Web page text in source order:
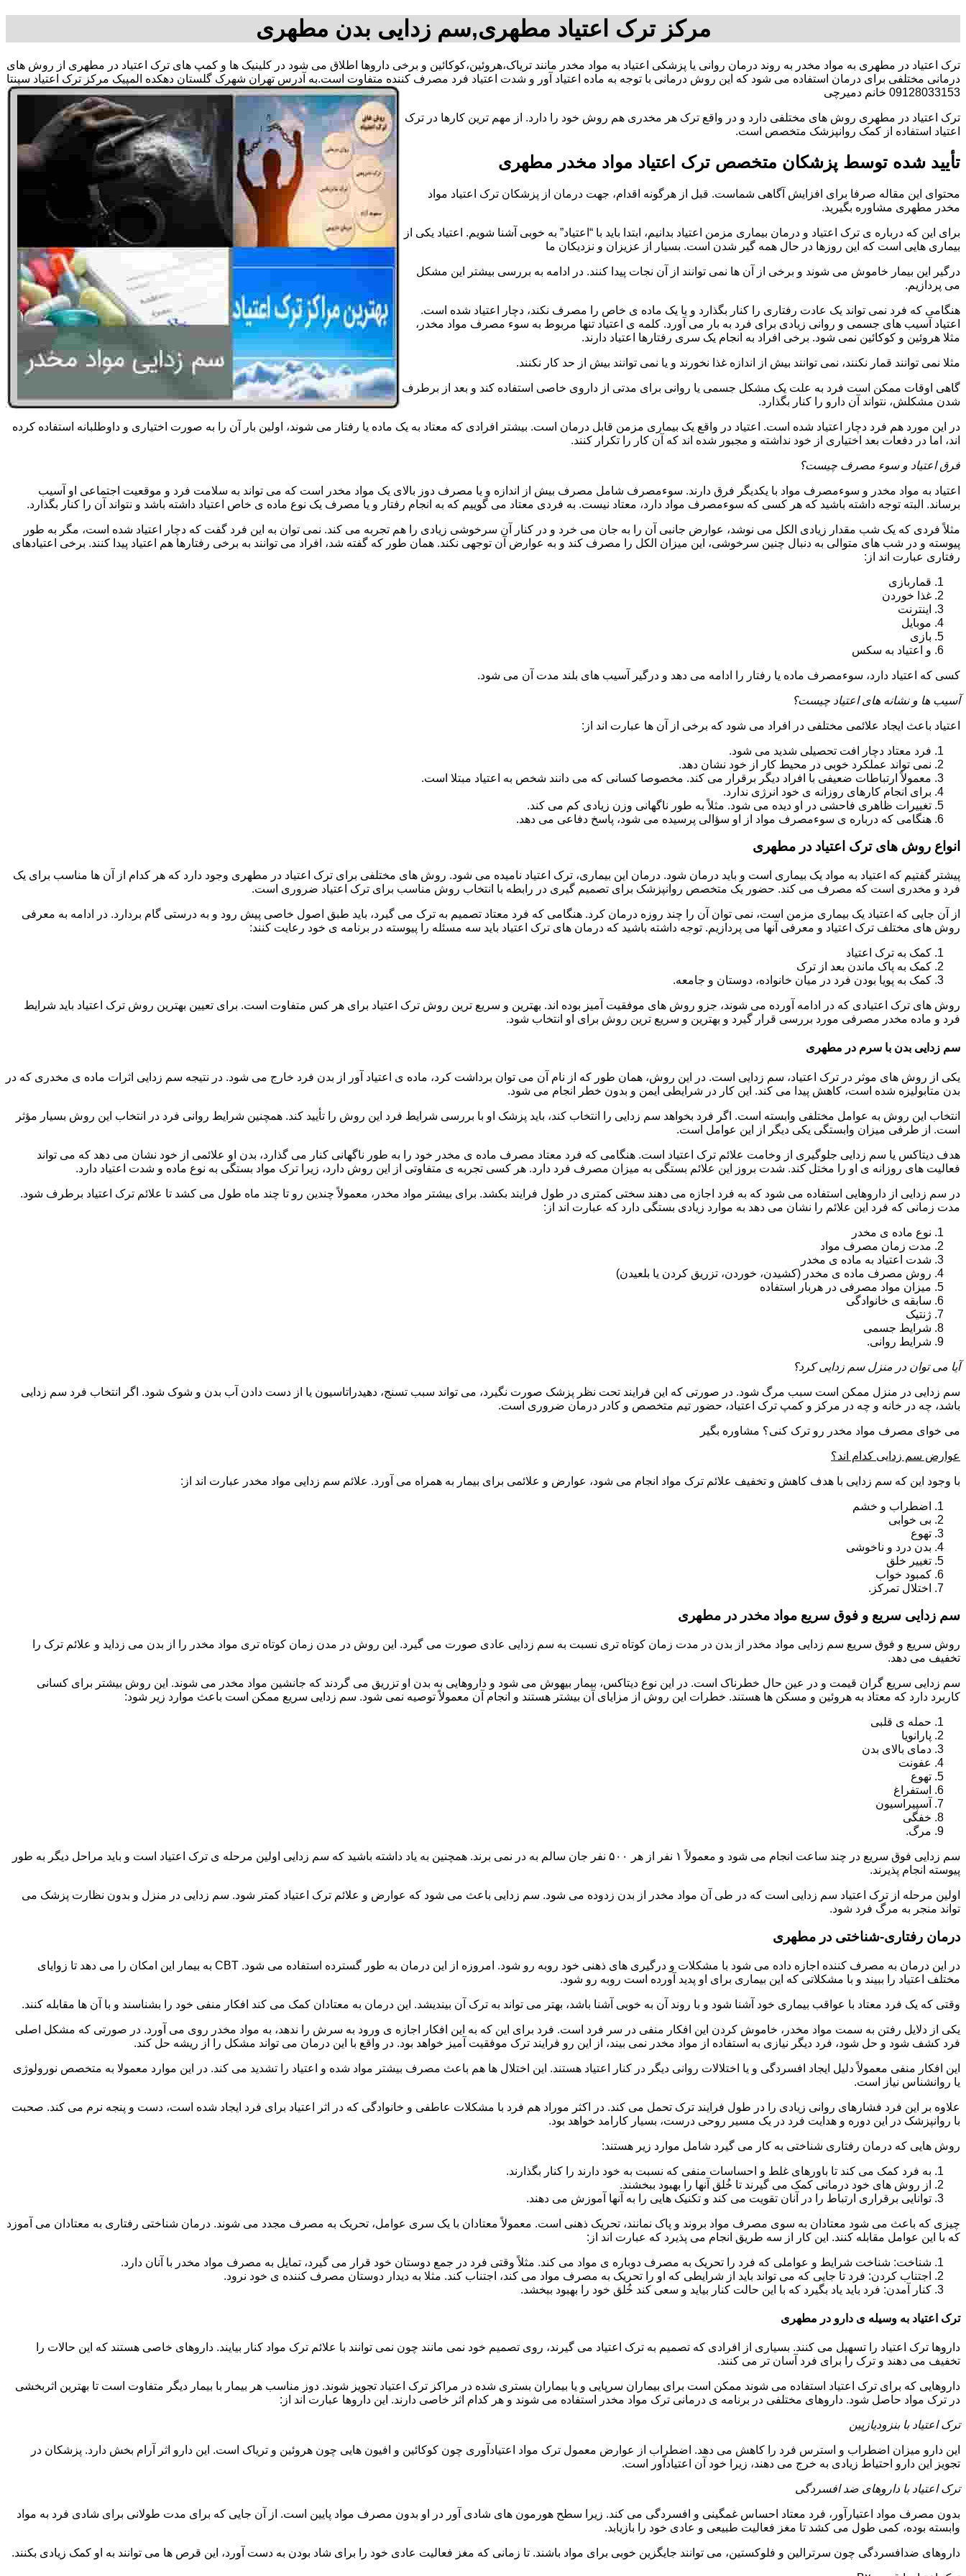
مرکز ترک اعتیاد مطهری,سم زدایی بدن مطهری
ترک اعتیاد در مطهری به مواد مخدر به روند درمان روانی یا پزشکی اعتیاد به مواد مخدر مانند تریاک،هروئین،کوکائین و برخی داروها اطلاق می شود در کلینیک ها و کمپ های ترک اعتیاد در مطهری از روش های
درمانی مختلفی برای درمان استفاده می شود که این روش درمانی با توجه به ماده اعتیاد آور و شدت اعتیاد فرد مصرف کننده متفاوت است.به آدرس تهران شهرک گلستان دهکده المپیک مرکز ترک اعتیاد سپنتا
09128033153 خانم دمیرچی
ترک اعتیاد در مطهری روش های مختلفی دارد و در واقع ترک هر مخدری هم روش خود را دارد. از مهم ترین کارها در ترک
اعتیاد استفاده از کمک روانپزشک متخصص است.
تأیید شده توسط پزشکان متخصص ترک اعتیاد مواد مخدر مطهری
محتوای این مقاله صرفا برای افزایش آگاهی شماست. قبل از هرگونه اقدام، جهت درمان از پزشکان ترک اعتیاد مواد
مخدر مطهری مشاوره بگیرید.
برای این که درباره ی ترک اعتیاد و درمان بیماری مزمن اعتیاد بدانیم، ابتدا باید با “اعتیاد” به خوبی آشنا شویم. اعتیاد یکی از
بیماری هایی است که این روزها در حال همه گیر شدن است. بسیار از عزیزان و نزدیکان ما
درگیر این بیمار خاموش می شوند و برخی از آن ها نمی توانند از آن نجات پیدا کنند. در ادامه به بررسی بیشتر این مشکل
می پردازیم.
هنگامی که فرد نمی تواند یک عادت رفتاری را کنار بگذارد و یا یک ماده ی خاص را مصرف نکند، دچار اعتیاد شده است.
اعتیاد آسیب های جسمی و روانی زیادی برای فرد به بار می آورد. کلمه ی اعتیاد تنها مربوط به سوء مصرف مواد مخدر،
مثلا هروئین و کوکائین نمی شود. برخی افراد به انجام یک سری رفتارها اعتیاد دارند.
مثلا نمی توانند قمار نکنند، نمی توانند بیش از اندازه غذا نخورند و یا نمی توانند بیش از حد کار نکنند.
گاهی اوقات ممکن است فرد به علت یک مشکل جسمی یا روانی برای مدتی از داروی خاصی استفاده کند و بعد از برطرف
شدن مشکلش، نتواند آن دارو را کنار بگذارد.
در این مورد هم فرد دچار اعتیاد شده است. اعتیاد در واقع یک بیماری مزمن قابل درمان است. بیشتر افرادی که معتاد به یک ماده یا رفتار می شوند، اولین بار آن را به صورت اختیاری و داوطلبانه استفاده کرده
اند، اما در دفعات بعد اختیاری از خود نداشته و مجبور شده اند که آن کار را تکرار کنند.
فرق اعتیاد و سوء مصرف چیست؟
اعتیاد به مواد مخدر و سوءمصرف مواد با یکدیگر فرق دارند. سوءمصرف شامل مصرف بیش از اندازه و یا مصرف دوز بالای یک مواد مخدر است که می تواند به سلامت فرد و موقعیت اجتماعی او آسیب
برساند. البته توجه داشته باشید که هر کسی که سوءمصرف مواد دارد، معتاد نیست. به فردی معتاد می گوییم که به انجام رفتار و یا مصرف یک نوع ماده ی خاص اعتیاد داشته باشد و نتواند آن را کنار بگذارد.
مثلاً فردی که یک شب مقدار زیادی الکل می نوشد، عوارض جانبی آن را به جان می خرد و در کنار آن سرخوشی زیادی را هم تجربه می کند. نمی توان به این فرد گفت که دچار اعتیاد شده است، مگر به طور
پیوسته و در شب های متوالی به دنبال چنین سرخوشی، این میزان الکل را مصرف کند و به عوارض آن توجهی نکند. همان طور که گفته شد، افراد می توانند به برخی رفتارها هم اعتیاد پیدا کنند. برخی اعتیادهای
رفتاری عبارت اند از:
قماربازی
غذا خوردن
اینترنت
موبایل
بازی
و اعتیاد به سکس
کسی که اعتیاد دارد، سوءمصرف ماده یا رفتار را ادامه می دهد و درگیر آسیب های بلند مدت آن می شود.
آسیب ها و نشانه های اعتیاد چیست؟
اعتیاد باعث ایجاد علائمی مختلفی در افراد می شود که برخی از آن ها عبارت اند از:
فرد معتاد دچار افت تحصیلی شدید می شود.
نمی تواند عملکرد خوبی در محیط کار از خود نشان دهد.
معمولاً ارتباطات ضعیفی با افراد دیگر برقرار می کند. مخصوصا کسانی که می دانند شخص به اعتیاد مبتلا است.
برای انجام کارهای روزانه ی خود انرژی ندارد.
تغییرات ظاهری فاحشی در او دیده می شود. مثلاً به طور ناگهانی وزن زیادی کم می کند.
هنگامی که درباره ی سوءمصرف مواد از او سؤالی پرسیده می شود، پاسخ دفاعی می دهد.
انواع روش های ترک اعتیاد در مطهری
پیشتر گفتیم که اعتیاد به مواد یک بیماری است و باید درمان شود. درمان این بیماری، ترک اعتیاد نامیده می شود. روش های مختلفی برای ترک اعتیاد در مطهری وجود دارد که هر کدام از آن ها مناسب برای یک
فرد و مخدری است که مصرف می کند. حضور یک متخصص روانپزشک برای تصمیم گیری در رابطه با انتخاب روش مناسب برای ترک اعتیاد ضروری است.
از آن جایی که اعتیاد یک بیماری مزمن است، نمی توان آن را چند روزه درمان کرد. هنگامی که فرد معتاد تصمیم به ترک می گیرد، باید طبق اصول خاصی پیش رود و به درستی گام بردارد. در ادامه به معرفی
روش های مختلف ترک اعتیاد و معرفی آنها می پردازیم. توجه داشته باشید که درمان های ترک اعتیاد باید سه مسئله را پیوسته در برنامه ی خود رعایت کنند:
کمک به ترک اعتیاد
کمک به پاک ماندن بعد از ترک
کمک به پویا بودن فرد در میان خانواده، دوستان و جامعه.
روش های ترک اعتیادی که در ادامه آورده می شوند، جزو روش های موفقیت آمیز بوده اند. بهترین و سریع ترین روش ترک اعتیاد برای هر کس متفاوت است. برای تعیین بهترین روش ترک اعتیاد باید شرایط
فرد و ماده مخدر مصرفی مورد بررسی قرار گیرد و بهترین و سریع ترین روش برای او انتخاب شود.
سم زدایی بدن با سرم در مطهری
یکی از روش های موثر در ترک اعتیاد، سم زدایی است. در این روش، همان طور که از نام آن می توان برداشت کرد، ماده ی اعتیاد آور از بدن فرد خارج می شود. در نتیجه سم زدایی اثرات ماده ی مخدری که در
بدن متابولیزه شده است، کاهش پیدا می کند. این کار در شرایطی ایمن و بدون خطر انجام می شود.
انتخاب این روش به عوامل مختلفی وابسته است. اگر فرد بخواهد سم زدایی را انتخاب کند، باید پزشک او با بررسی شرایط فرد این روش را تأیید کند. همچنین شرایط روانی فرد در انتخاب این روش بسیار مؤثر
است. از طرفی میزان وابستگی یکی دیگر از این عوامل است.
هدف دیتاکس یا سم زدایی جلوگیری از وخامت علائم ترک اعتیاد است. هنگامی که فرد معتاد مصرف ماده ی مخدر خود را به طور ناگهانی کنار می گذارد، بدن او علائمی از خود نشان می دهد که می تواند
فعالیت های روزانه ی او را مختل کند. شدت بروز این علائم بستگی به میزان مصرف فرد دارد. هر کسی تجربه ی متفاوتی از این روش دارد، زیرا ترک مواد بستگی به نوع ماده و شدت اعتیاد دارد.
در سم زدایی از داروهایی استفاده می شود که به فرد اجازه می دهند سختی کمتری در طول فرایند بکشد. برای بیشتر مواد مخدر، معمولاً چندین رو تا چند ماه طول می کشد تا علائم ترک اعتیاد برطرف شود.
مدت زمانی که فرد این علائم را نشان می دهد به موارد زیادی بستگی دارد که عبارت اند از:
نوع ماده ی مخدر
مدت زمان مصرف مواد
شدت اعتیاد به ماده ی مخدر
روش مصرف ماده ی مخدر (کشیدن، خوردن، تزریق کردن یا بلعیدن)
میزان مواد مصرفی در هربار استفاده
سابقه ی خانوادگی
ژنتیک
شرایط جسمی
شرایط روانی.
آیا می توان در منزل سم زدایی کرد؟
سم زدایی در منزل ممکن است سبب مرگ شود. در صورتی که این فرایند تحت نظر پزشک صورت نگیرد، می تواند سبب تسنج، دهیدراتاسیون یا از دست دادن آب بدن و شوک شود. اگر انتخاب فرد سم زدایی
باشد، چه در خانه و چه در مرکز و کمپ ترک اعتیاد، حضور تیم متخصص و کادر درمان ضروری است.
می خوای مصرف مواد مخدر رو ترک کنی؟ مشاوره بگیر
عوارض سم زدایی کدام اند؟
با وجود این که سم زدایی با هدف کاهش و تخفیف علائم ترک مواد انجام می شود، عوارض و علائمی برای بیمار به همراه می آورد. علائم سم زدایی مواد مخدر عبارت اند از:
اضطراب و خشم
بی خوابی
تهوع
بدن درد و ناخوشی
تغییر خلق
کمبود خواب
اختلال تمرکز.
سم زدایی سریع و فوق سریع مواد مخدر در مطهری
روش سریع و فوق سریع سم زدایی مواد مخدر از بدن در مدت زمان کوتاه تری نسبت به سم زدایی عادی صورت می گیرد. این روش در مدن زمان کوتاه تری مواد مخدر را از بدن می زداید و علائم ترک را
تخفیف می دهد.
سم زدایی سریع گران قیمت و در عین حال خطرناک است. در این نوع دیتاکس، بیمار بیهوش می شود و داروهایی به بدن او تزریق می گردند که جانشین مواد مخدر می شوند. این روش بیشتر برای کسانی
کاربرد دارد که معتاد به هروئین و مسکن ها هستند. خطرات این روش از مزایای آن بیشتر هستند و انجام آن معمولاً توصیه نمی شود. سم زدایی سریع ممکن است باعث موارد زیر شود:
حمله ی قلبی
پارانویا
دمای بالای بدن
عفونت
تهوع
استفراغ
آسپیراسیون
خفگی
مرگ.
سم زدایی فوق سریع در چند ساعت انجام می شود و معمولاً ۱ نفر از هر ۵۰۰ نفر جان سالم به در نمی برند. همچنین به یاد داشته باشید که سم زدایی اولین مرحله ی ترک اعتیاد است و باید مراحل دیگر به طور
پیوسته انجام پذیرند.
اولین مرحله از ترک اعتیاد سم زدایی است که در طی آن مواد مخدر از بدن زدوده می شود. سم زدایی باعث می شود که عوارض و علائم ترک اعتیاد کمتر شود. سم زدایی در منزل و بدون نظارت پزشک می
تواند منجر به مرگ فرد شود.
درمان رفتاری-شناختی در مطهری
در این درمان به مصرف کننده اجازه داده می شود با مشکلات و درگیری های ذهنی خود روبه رو شود. امروزه از این درمان به طور گسترده استفاده می شود. CBT به بیمار این امکان را می دهد تا زوایای
مختلف اعتیاد را ببیند و با مشکلاتی که این بیماری برای او پدید آورده است روبه رو شود.
وقتی که یک فرد معتاد با عواقب بیماری خود آشنا شود و با روند آن به خوبی آشنا باشد، بهتر می تواند به ترک آن بیندیشد. این درمان به معتادان کمک می کند افکار منفی خود را بشناسند و با آن ها مقابله کنند.
یکی از دلایل رفتن به سمت مواد مخدر، خاموش کردن این افکار منفی در سر فرد است. فرد برای این که به این افکار اجازه ی ورود به سرش را ندهد، به مواد مخدر روی می آورد. در صورتی که مشکل اصلی
فرد کشف شود و حل شود، فرد دیگر نیازی به استفاده از مواد مخدر نمی بیند، از این رو فرایند ترک موفقیت آمیز خواهد بود. در واقع با این درمان می تواند مشکل را از ریشه حل کند.
این افکار منفی معمولاً دلیل ایجاد افسردگی و یا اختلالات روانی دیگر در کنار اعتیاد هستند. این اختلال ها هم باعث مصرف بیشتر مواد شده و اعتیاد را تشدید می کند. در این موارد معمولا به متخصص نورولوژی
یا روانشناس نیاز است.
علاوه بر این فرد فشارهای روانی زیادی را در طول فرایند ترک تحمل می کند. در اکثر موراد هم فرد با مشکلات عاطفی و خانوادگی که در اثر اعتیاد برای فرد ایجاد شده است، دست و پنجه نرم می کند. صحبت
با روانپزشک در این دوره و هدایت فرد در یک مسیر روحی درست، بسیار کارامد خواهد بود.
روش هایی که درمان رفتاری شناختی به کار می گیرد شامل موارد زیر هستند:
به فرد کمک می کند تا باورهای غلط و احساسات منفی که نسبت به خود دارند را کنار بگذارند.
از روش های خود درمانی کمک می گیرند تا خُلق آنها را بهبود ببخشند.
توانایی برقراری ارتباط را در آنان تقویت می کند و تکنیک هایی را به آنها آموزش می دهند.
چیزی که باعث می شود معتادان به سوی مصرف مواد بروند و پاک نمانند، تحریک ذهنی است. معمولاً معتادان با یک سری عوامل، تحریک به مصرف مجدد می شوند. درمان شناختی رفتاری به معتادان می آموزد
که با این عوامل مقابله کنند. این کار از سه طریق انجام می پذیرد که عبارت اند از:
شناخت: شناخت شرایط و عواملی که فرد را تحریک به مصرف دوباره ی مواد می کند. مثلاً وقتی فرد در جمع دوستان خود قرار می گیرد، تمایل به مصرف مواد مخدر با آنان دارد.
اجتناب کردن: فرد تا جایی که می تواند باید از شرایطی که او را تحریک به مصرف مواد می کند، اجتناب کند. مثلا به دیدار دوستان مصرف کننده ی خود نرود.
کنار آمدن: فرد باید یاد بگیرد که با این حالت کنار بیاید و سعی کند خُلق خود را بهبود ببخشد.
ترک اعتیاد به وسیله ی دارو در مطهری
داروها ترک اعتیاد را تسهیل می کنند. بسیاری از افرادی که تصمیم به ترک اعتیاد می گیرند، روی تصمیم خود نمی مانند چون نمی توانند با علائم ترک مواد کنار بیایند. داروهای خاصی هستند که این حالات را
تخفیف می دهند و ترک را برای فرد آسان تر می کنند.
داروهایی که برای ترک اعتیاد استفاده می شوند ممکن است برای بیماران سرپایی و یا بیماران بستری شده در مراکز ترک اعتیاد تجویز شوند. دوز مناسب هر بیمار با بیمار دیگر متفاوت است تا بهترین اثربخشی
در ترک مواد حاصل شود. داروهای مختلفی در برنامه ی درمانی ترک مواد مخدر استفاده می شوند و هر کدام اثر خاصی دارند. این داروها عبارت اند از:
ترک اعتیاد با بنزودیازپین
این دارو میزان اضطراب و استرس فرد را کاهش می دهد. اضطراب از عوارض معمول ترک مواد اعتیادآوری چون کوکائین و افیون هایی چون هروئین و تریاک است. این دارو اثر آرام بخش دارد. پزشکان در
تجویز این دارو احتیاط زیادی به خرج می دهند، زیرا خود آن اعتیادآور است.
ترک اعتیاد با داروهای ضد افسردگی
بدون مصرف مواد اعتیارآور، فرد معتاد احساس غمگینی و افسردگی می کند. زیرا سطح هورمون های شادی آور در او بدون مصرف مواد پایین است. از آن جایی که برای مدت طولانی برای شادی فرد به مواد
وابسته بوده، کمی طول می کشد تا مغز فعالیت طبیعی و عادی خود را بازیابد.
داروهای ضدافسردگی چون سرترالین و فلوکستین، می توانند جایگزین خوبی برای مواد باشند. تا زمانی که مغز فعالیت عادی خود را برای شاد بودن به دست آورد، این قرص ها می توانند به او کمک زیادی بکنند.